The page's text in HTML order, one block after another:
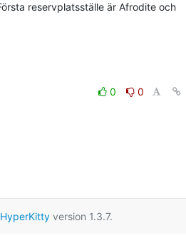
0
0
HyperKittyversion 1.3.7.